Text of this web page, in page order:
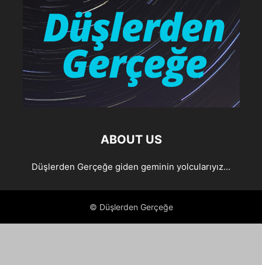
ABOUT US
Düşlerden Gerçeğe giden geminin yolcularıyız...
© Düşlerden Gerçeğe